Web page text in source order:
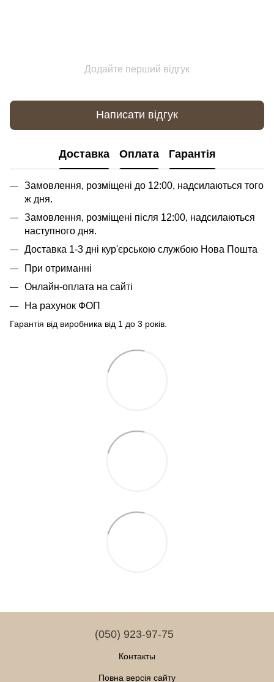
Додайте перший відгук
Написати відгук
Доставка Оплата Гарантія
Замовлення, розміщені до 12:00, надсилаються того
ж дня.
Замовлення, розміщені після 12:00, надсилаються
наступного дня.
Доставка 1-3 дні кур'єрською службою Нова Пошта
При отриманні
Онлайн-оплата на сайті
На рахунок ФОП
Гарантія від виробника від 1 до 3 років.
(050) 923-97-75
Контакты
Повна версія сайту